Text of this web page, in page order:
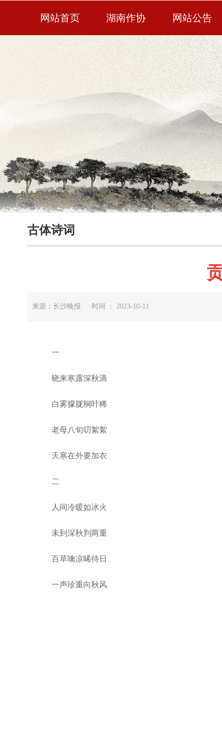
网站首页 湖南作协 网站公告
古体诗词
来源：长沙晚报 时间 ： 2023-10-11
一
晓来寒露深秋滴
白雾朦胧桐叶稀
老母八旬叨絮絮
天寒在外要加衣
二
人间冷暖如冰火
未到深秋判两重
百草噙凉晞待日
一声珍重向秋风